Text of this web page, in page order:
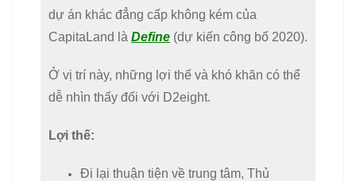
dự án khác đẳng cấp không kém của
CapitaLand là Define (dự kiến công bố 2020).
Ở vị trí này, những lợi thế và khó khăn có thể
dễ nhìn thấy đối với D2eight.
Lợi thế:
Đi lại thuận tiện về trung tâm, Thủ